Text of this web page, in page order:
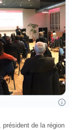
président de la région